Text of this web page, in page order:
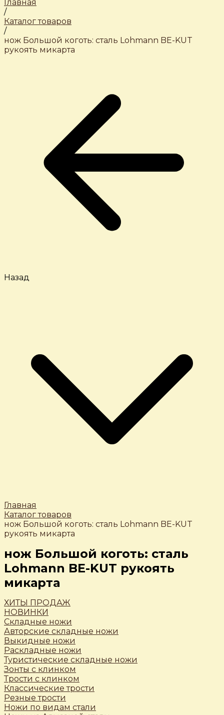
Главная
/
Каталог товаров
/
нож Большой коготь: сталь Lohmann BE-KUT
рукоять микарта
Назад
Главная
Каталог товаров
нож Большой коготь: сталь Lohmann BE-KUT
рукоять микарта
нож Большой коготь: сталь
Lohmann BE-KUT рукоять
микарта
ХИТЫ ПРОДАЖ
НОВИНКИ
Складные ножи
Авторские складные ножи
Выкидные ножи
Раскладные ножи
Туристические складные ножи
Зонты с клинком
Трости c клинком
Классические трости
Резные трости
Ножи по видам стали